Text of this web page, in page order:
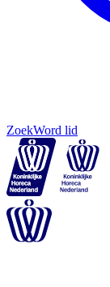
ZoekWord lid